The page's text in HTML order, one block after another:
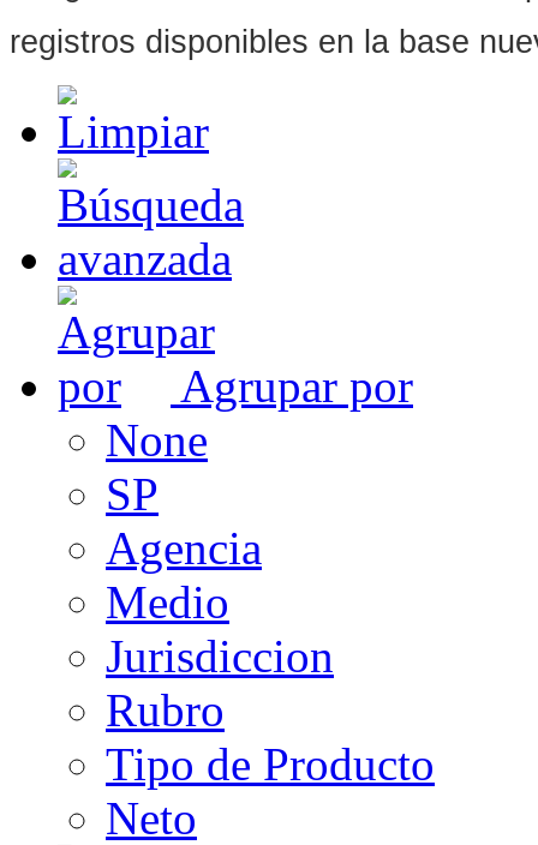
registros disponibles en la base
Agrupar por
None
SP
Agencia
Medio
Jurisdiccion
Rubro
Tipo de Producto
Neto